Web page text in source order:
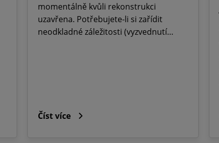
momentálně kvůli rekonstrukci
uzavřena. Potřebujete-li si zařídit
neodkladné záležitosti (vyzvednutí…
Číst více